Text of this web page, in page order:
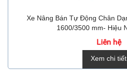
Xe Nâng Bán Tự Động Chân
1600/3500 mm- Hiệu
Liên hệ
Xem chi tiết